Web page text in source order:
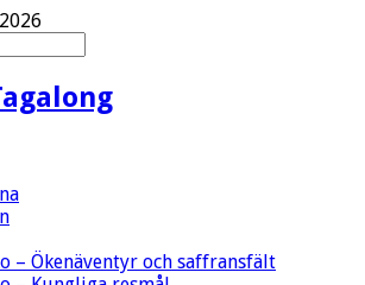
– Ökenäventyr och saffransfält